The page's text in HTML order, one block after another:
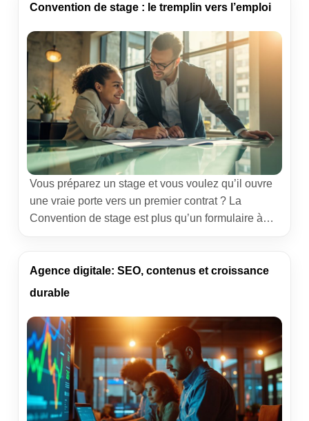
responsables RH dans des transformations métier.
C’est […]
Convention de stage : le tremplin vers l’emploi
Vous préparez un stage et vous voulez qu’il ouvre
une vraie porte vers un premier contrat ? La
Convention de stage est plus qu’un formulaire à
attentes et vous permet d’apprendre dans de
bonnes conditions… tout en montrant ce que vous
Agence digitale: SEO, contenus et croissance
durable